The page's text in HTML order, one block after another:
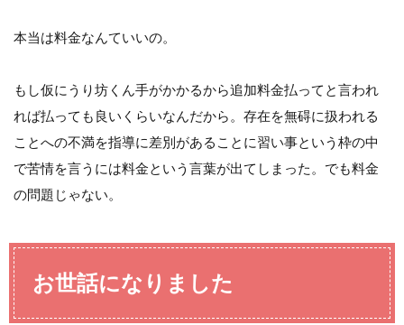
本当は料金なんていいの。
もし仮にうり坊くん手がかかるから追加料金払ってと言われ
れば払っても良いくらいなんだから。存在を無碍に扱われる
ことへの不満を指導に差別があることに習い事という枠の中
で苦情を言うには料金という言葉が出てしまった。でも料金
の問題じゃない。
お世話になりました